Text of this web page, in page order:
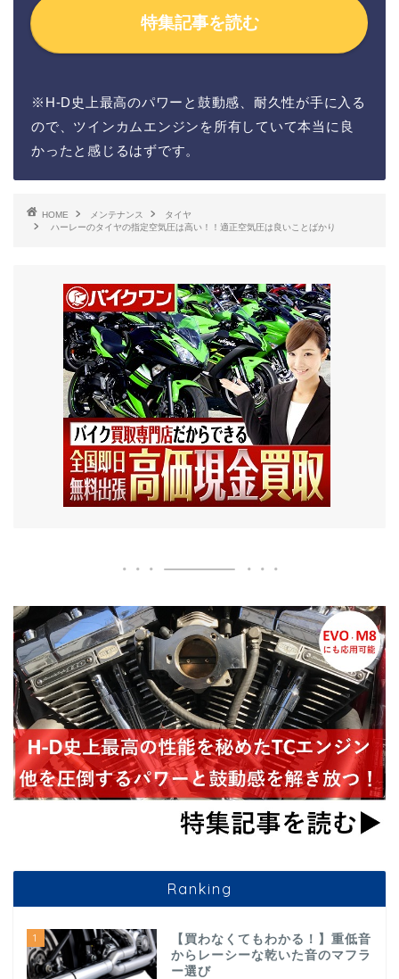
特集記事を読む
※H-D史上最高のパワーと鼓動感、耐久性が手に入る
ので、ツインカムエンジンを所有していて本当に良
かったと感じるはずです。
HOME メンテナンス
タイヤ
ハーレーのタイヤの指定空気圧は高い！！適正空気圧は良いことばかり
Ranking
1
【買わなくてもわかる！】重低音
からレーシーな乾いた音のマフラ
ー選び